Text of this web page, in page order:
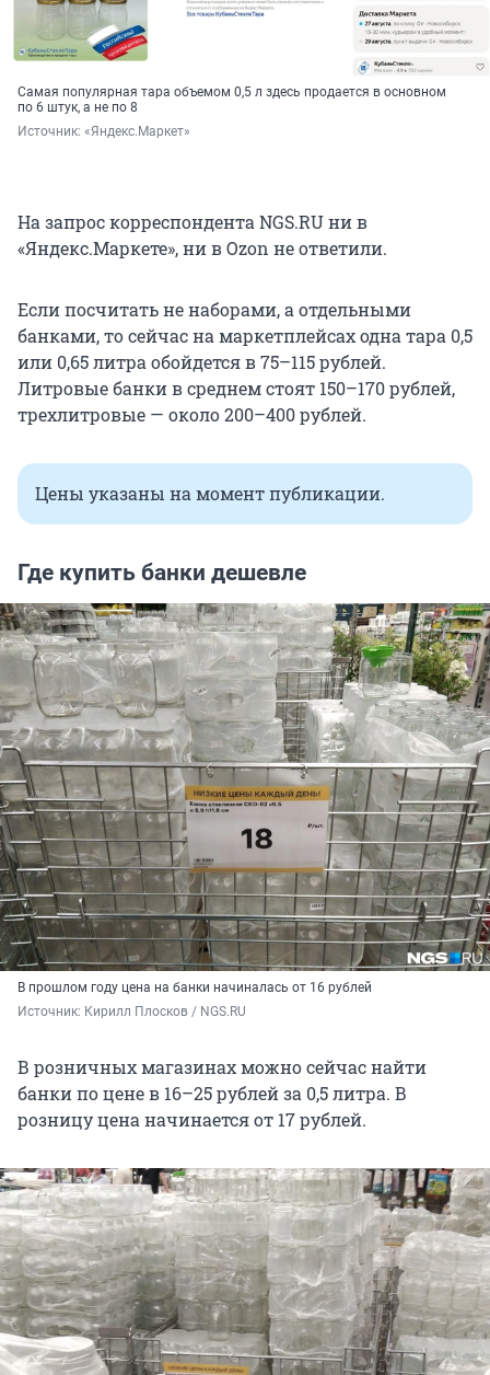
Самая популярная тара объемом 0,5 л здесь продается в основном
по 6 штук, а не по 8
Источник: «Яндекс.Маркет»
На запрос корреспондента NGS.RU ни в
«Яндекс.Маркете», ни в Ozon не ответили.
Если посчитать не наборами, а отдельными
банками, то сейчас на маркетплейсах одна тара 0,5
или 0,65 литра обойдется в 75–115 рублей.
Литровые банки в среднем стоят 150–170 рублей,
трехлитровые — около 200–400 рублей.
Цены указаны на момент публикации.
Где купить банки дешевле
В прошлом году цена на банки начиналась от 16 рублей
Источник: Кирилл Плосков / NGS.RU
В розничных магазинах можно сейчас найти
банки по цене в 16–25 рублей за 0,5 литра. В
розницу цена начинается от 17 рублей.